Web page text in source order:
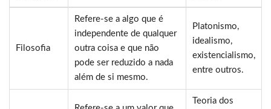
Filosofia
Refere-se a algo que é
independente de qualquer
outra coisa e que não
pode ser reduzido a nada
além de si mesmo.
Platonismo,
idealismo,
existencialismo,
entre outros.
Teoria dos